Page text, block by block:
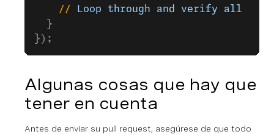
    //
Loop through and verify all
  }
});
Algunas cosas que hay que
tener en cuenta
Antes de enviar su pull request, asegúrese de que todo